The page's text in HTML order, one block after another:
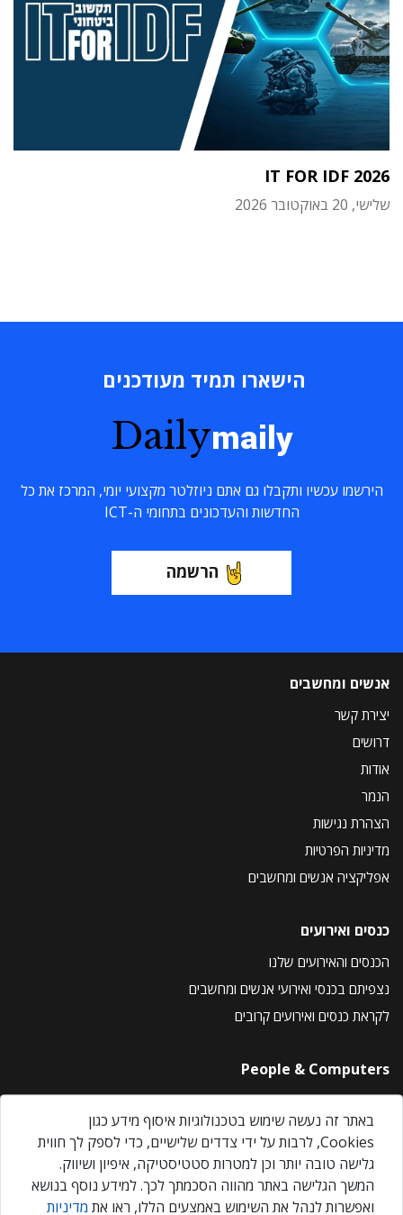
IT FOR IDF 2026
שלישי, 20 באוקטובר 2026
הישארו תמיד מעודכנים
Dailymaily
הירשמו עכשיו ותקבלו גם אתם ניוזלטר מקצועי יומי, המרכז את כל
החדשות והעדכונים בתחומי ה-ICT
הרשמה
אנשים ומחשבים
יצירת קשר
דרושים
אודות
הנמר
הצהרת נגישות
מדיניות הפרטיות
אפליקציה אנשים ומחשבים
כנסים ואירועים
הכנסים והאירועים שלנו
נצפיתם בכנסי ואירועי אנשים ומחשבים
לקראת כנסים ואירועים קרובים
People & Computers
About Us
Privacy Policy
Contact Us
Our Events
באתר זה נעשה שימוש בטכנולוגיות איסוף מידע כגון
Cookies, לרבות על ידי צדדים שלישיים, כדי לספק לך חווית
גלישה טובה יותר וכן למטרות סטטיסטיקה, איפיון ושיווק.
המשך הגלישה באתר מהווה הסכמתך לכך. למידע נוסף בנושא
ואפשרות לנהל את השימוש באמצעים הללו, ראו את מדיניות